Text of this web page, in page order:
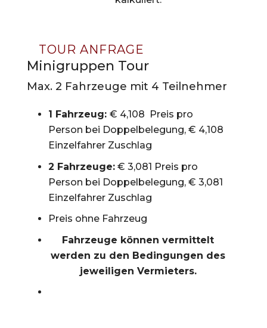
TOUR ANFRAGE
Minigruppen Tour
Max. 2 Fahrzeuge mit 4 Teilnehmer
1 Fahrzeug: € 4,108 Preis pro
Person bei Doppelbelegung, € 4,108
Einzelfahrer Zuschlag
2 Fahrzeuge:€ 3,081 Preis pro
Person bei Doppelbelegung, € 3,081
Einzelfahrer Zuschlag
Preis ohne Fahrzeug
Fahrzeuge können vermittelt
werden zu den Bedingungen des
jeweiligen Vermieters.